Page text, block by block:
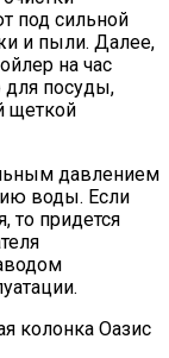
под сильной
и пыли. Далее,
на час
посуды,
щеткой
давлением
воды. Если
то придется